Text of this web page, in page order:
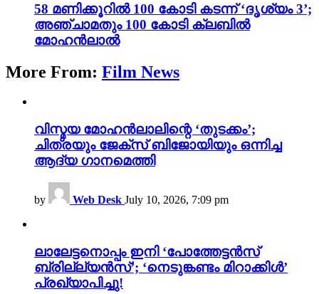
58 മണിക്കൂറിൽ 100 കോടി കടന്ന് ‘ദൃശ്യം 3’;
അഞ്ചാമതും 100 കോടി ക്ലബിൽ
മോഹൻലാൽ
More From: Film News
വിസ്മയ മോഹൻലാലിന്റെ ‘തുടക്കം’;
ചിത്രയും ജേക്സ് ബിജോയിയും ഒന്നിച്ച
ആദ്യ ഗാനമെത്തി
by Web Desk July 10, 2026, 7:09 pm
ലാലേട്ടനൊപ്പം ഇനി ‘പോത്തേട്ടൻസ്
ബ്രില്ല്യൻസ്’; ‘നെടുങ്കണ്ടം മിറാക്കിൾ’
പ്രഖ്യാപിച്ചു!